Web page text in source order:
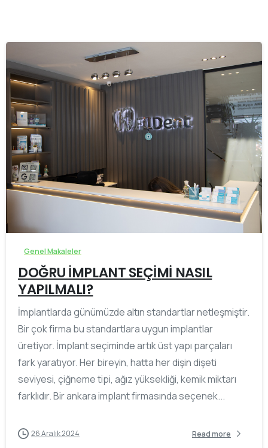
-
Genel Makaleler
DOĞRU İMPLANT SEÇİMİ NASIL
YAPILMALI?
İmplantlarda günümüzde altın standartlar netleşmiştir.
Bir çok firma bu standartlara uygun implantlar
üretiyor. İmplant seçiminde artık üst yapı parçaları
fark yaratıyor. Her bireyin, hatta her dişin dişeti
seviyesi, çiğneme tipi, ağız yüksekliği, kemik miktarı
farklıdır. Bir ankara implant firmasında seçenek...
26 Aralık 2024 Read more